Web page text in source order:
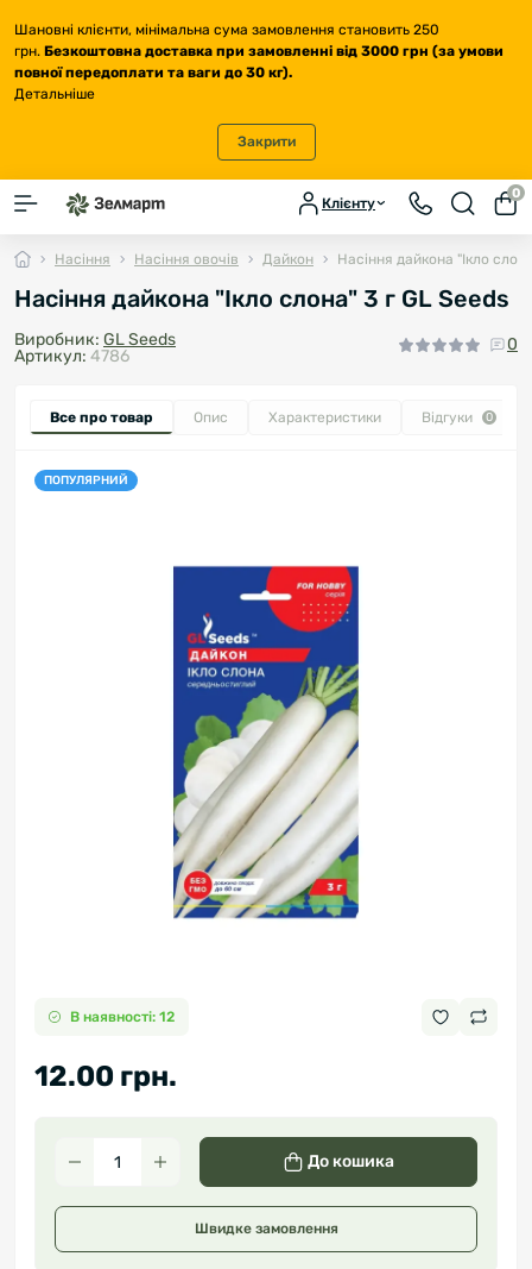
Шановні клієнти, мінімальна сума замовлення становить 250
грн. Безкоштовна доставка при замовленні від 3000 грн (за умови
повної передоплати та ваги до 30 кг).
Детальніше
Закрити
Клієнту
0
Насіння Насіння овочів Дайкон Насіння дайкона "Ікло
Насіння дайкона "Ікло слона" 3 г GL Seeds
Виробник: GL Seeds
Артикул: 4786
0
Все про товар Опис Характеристики Відгуки 0
ПОПУЛЯРНИЙ
В наявності: 12
12.00 грн.
До кошика
Швидке замовлення